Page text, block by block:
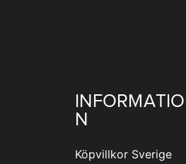
INFORMATIO
N
Köpvillkor Sverige